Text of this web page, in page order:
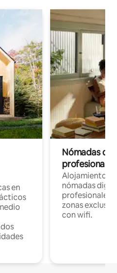
en
Nómadas
Alojamientos
nómadas
profesionales
zonas
con wifi.